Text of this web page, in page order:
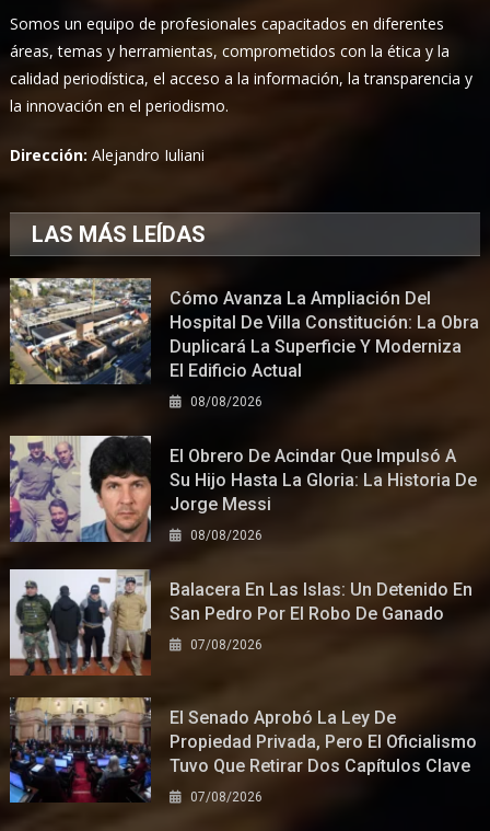
Somos un equipo de profesionales capacitados en diferentes
áreas, temas y herramientas, comprometidos con la ética y la
calidad periodística, el acceso a la información, la transparencia y
la innovación en el periodismo.
Dirección:Alejandro Iuliani
LAS MÁS LEÍDAS
Cómo Avanza La Ampliación Del
Hospital De Villa Constitución: La Obra
Duplicará La Superficie Y Moderniza
El Edificio Actual
08/08/2026
El Obrero De Acindar Que Impulsó A
Su Hijo Hasta La Gloria: La Historia De
Jorge Messi
08/08/2026
Balacera En Las Islas: Un Detenido En
San Pedro Por El Robo De Ganado
07/08/2026
El Senado Aprobó La Ley De
Propiedad Privada, Pero El Oficialismo
Tuvo Que Retirar Dos Capítulos Clave
07/08/2026